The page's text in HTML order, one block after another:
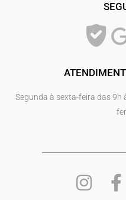
Segunda à sexta-feira das 9h